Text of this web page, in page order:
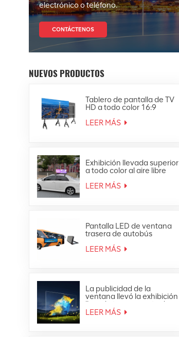
electrónico o teléfono.
CONTÁCTENOS
NUEVOS PRODUCTOS
Tablero de pantalla de TV
HD a todo color 16:9
4K
LEER MÁS
Exhibición llevada superior
a todo color al aire libre
publicidad móvil del techo
LEER MÁS
Pantalla LED de ventana
trasera de autobús
para exteriores
LEER MÁS
La publicidad de la
ventana llevó la exhibición
llevada transparente de
cristal de la malla de la
LEER MÁS